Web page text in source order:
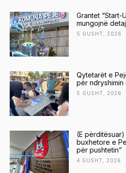
Grantet “Start-
mungojnë
5 GUSHT, 2026
Qytetarët e
për ndryshimin
5 GUSHT, 2026
(E
buxhetore e
për pushtetin”
4 GUSHT, 2026